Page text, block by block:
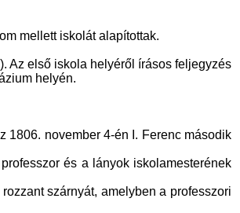
mellett iskolát alapítottak.
Az első iskola helyéről írásos feljegyzés
helyén.
1806. november 4-én I. Ferenc második
és a lányok iskolamesterének
szárnyát, amelyben a professzori